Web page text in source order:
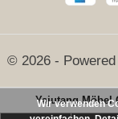
© 2026 -
Yajutang Möbel
Wir verwenden